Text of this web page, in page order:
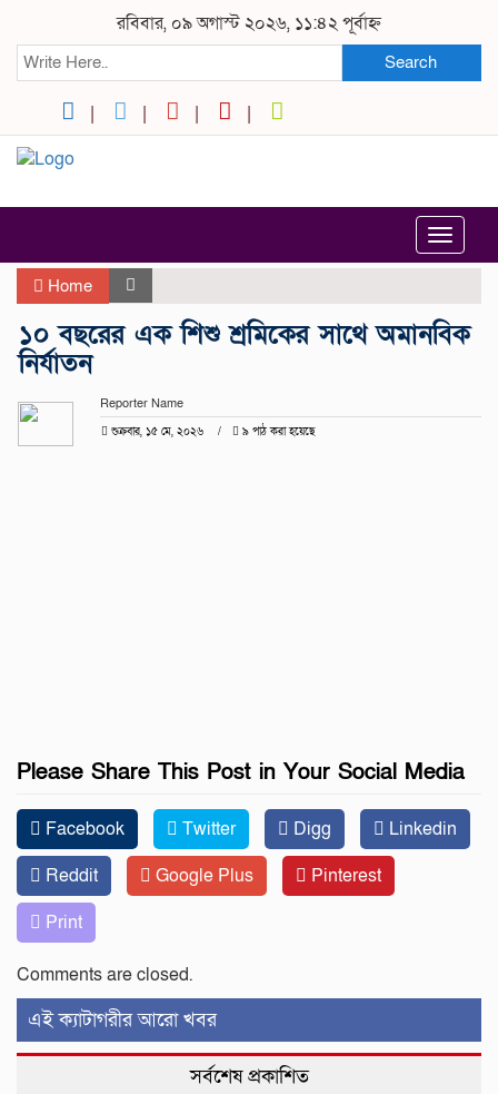
রবিবার, ০৯ অগাস্ট ২০২৬, ১১:৪২ পূর্বাহ্ন
Search
Toggle
Home
১০ বছরের এক শিশু শ্রমিকের সাথে অমানবিক
নির্যাতন
Reporter Name
শুক্রবার, ১৫ মে, ২০২৬ ৯ পাঠ করা হয়েছে
Please Share This Post in Your Social Media
Facebook Twitter Digg
Linkedin
Reddit
Google Plus
Pinterest
Print
Comments are closed.
এই ক্যাটাগরীর আরো খবর
সর্বশেষ প্রকাশিত